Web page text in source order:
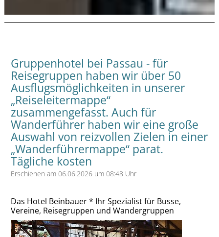
Gruppenhotel bei Passau - für
Reisegruppen haben wir über 50
Ausflugsmöglichkeiten in unserer
„Reiseleitermappe“
zusammengefasst. Auch für
Wanderführer haben wir eine große
Auswahl von reizvollen Zielen in einer
„Wanderführermappe“ parat.
Tägliche kosten
Erschienen am 06.06.2026 um 08:48 Uhr
Das Hotel Beinbauer * Ihr Spezialist für Busse,
Vereine, Reisegruppen und Wandergruppen